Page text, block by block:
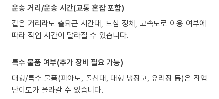
운송 거리/운송 시간(교통 혼잡 포함)
같은 거리라도 출퇴근 시간대, 도심 정체, 고속도로 이용 여부에
따라 작업 시간이 달라질 수 있습니다.
특수 물품 여부(추가 장비 필요 가능)
대형/특수 물품(피아노, 돌침대, 대형 냉장고, 유리장 등)은 작업
난이도가 올라갈 수 있습니다.